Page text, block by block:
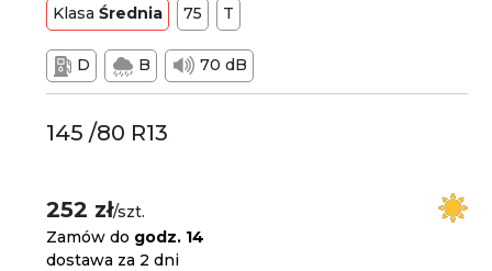
KlasaŚrednia 75 T
D B 70 dB
145 /80 R13
252 zł/szt.
Zamów do godz. 14
dostawa za 2 dni